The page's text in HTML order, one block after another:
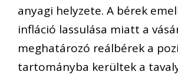
anyagi helyzete. A bérek
infláció lassulása miatt a
meghatározó reálbérek a
tartományba kerültek a